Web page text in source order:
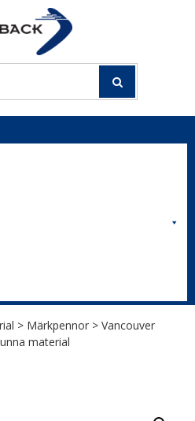
TIL
BESTE
PRISER
> Märkpennor > Vancouver
material